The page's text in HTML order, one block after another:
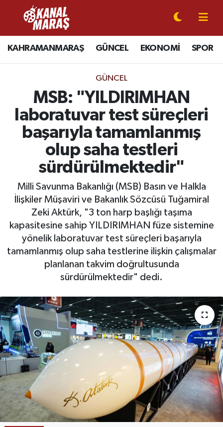
KAHRAMANMARAŞ GÜNCEL EKONOMİ SPOR
GÜNCEL
MSB: "YILDIRIMHAN
laboratuvar test süreçleri
başarıyla tamamlanmış
olup saha testleri
sürdürülmektedir"
Milli Savunma Bakanlığı (MSB) Basın ve Halkla
İlişkiler Müşaviri ve Bakanlık Sözcüsü Tuğamiral
Zeki Aktürk, "3 ton harp başlığı taşıma
kapasitesine sahip YILDIRIMHAN füze sistemine
yönelik laboratuvar test süreçleri başarıyla
tamamlanmış olup saha testlerine ilişkin çalışmalar
planlanan takvim doğrultusunda
sürdürülmektedir" dedi.
CANLI YAYIN
KAHRAMANMARAŞ
SPOR
SİYASET
EKONOMİ
GÜNDEM
MAGAZİN
SAĞLIK
EĞİTİM
KEŞFET
POPÜLER
DÜNYA
TREND
MEDYA
Kahramanmaraş Nöbetçi Eczaneler
Kahramanmaraş Hava Durumu
Kahramanmaraş Trafik Yoğunluk Haritası
Süper Lig Puan Durumu ve Fikstür
Tüm Manşetler
Son Dakika Haberleri
Haber Arşivi